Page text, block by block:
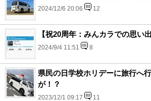
2024/12/6 20:06 12
【祝20周年：みんカラでの思い出
2024/9/4 11:51 8
県民の日学校ホリデーに旅行へ
が！？
2023/12/1 09:17 11